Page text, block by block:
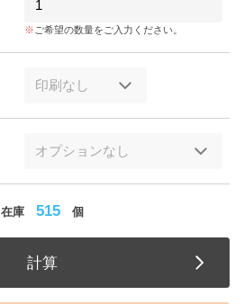
ご希望の数量をご入力ください。
在庫 515 個
計算